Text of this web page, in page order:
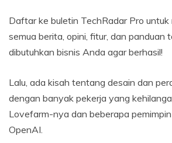
Daftar ke buletin TechRadar Pro
semua berita, opini, fitur, dan panduan
dibutuhkan bisnis Anda agar berhasil!
Lalu, ada kisah tentang desain dan
dengan banyak pekerja yang
Lovefarm-nya dan beberapa
OpenAI.